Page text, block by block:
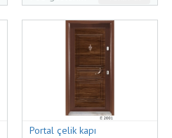
Portal çelik kapı